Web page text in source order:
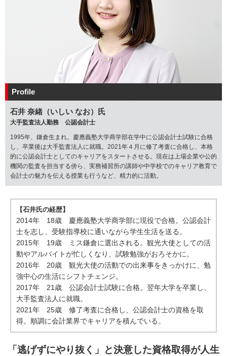
Profile
石井 奈緒（いしい なお）氏
大手監査法人勤務 公認会計士
1995年、鎌倉生まれ。慶應義塾大学商学部在学中に公認会計士試験に合格
し、卒業後は大手監査法人に就職。2021年４月に修了考査に合格し、本格
的に公認会計士としてのキャリアをスタートさせる。現在は上場企業や公的
機関の監査を担当する傍ら、実務補習所の講師や中学校でのキャリア教育で
会計士の魅力を伝える授業も行うなど、精力的に活動。
【石井氏の経歴】
2014年 18歳 慶應義塾大学商学部に現役で合格。公認会計
士を志し、受験指導校に通いながら学生生活を送る。
2015年 19歳 ミス鎌倉に選出される。観光大使としての活
動やアルバイトが忙しくなり、試験勉強がおろそかに。
2016年 20歳 観光大使の活動での出来事をきっかけに、勉
強中心の生活にシフトチェンジ。
2017年 21歳 公認会計士試験に合格。翌年大学を卒業し、
大手監査法人に就職。
2021年 25歳 修了考査に合格し、公認会計士の資格を取
得。順調に会計業界でキャリアを積んでいる。
「逃げずにやり抜く」と決意した資格取得が人生